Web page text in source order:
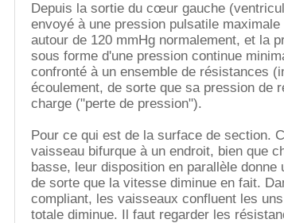
Depuis la sortie du cœur gauche
envoyé à une pression pulsatile
autour de 120 mmHg normalement, et la
sous forme d'une pression continue
confronté à un ensemble de résistances
écoulement, de sorte que sa pression de
charge ("perte de pression").
Pour ce qui est de la surface de section.
vaisseau bifurque à un endroit, bien que
basse, leur disposition en parallèle
de sorte que la vitesse diminue en fait.
compliant, les vaisseaux confluent les
totale diminue. Il faut regarder les